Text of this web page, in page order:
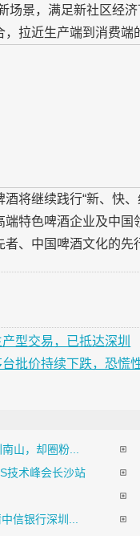
场景，满足新社区经
拉近生产端到消费端
将继续践行“新、快
特色啤酒企业及中
、中国啤酒文化的先
型交易，已抵达深圳
批价持续下跌，恐慌
山，却圈粉...
技术峰会长沙站
信银行深圳...